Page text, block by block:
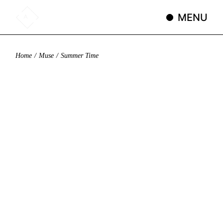
MENU
Home Muse Summer Time